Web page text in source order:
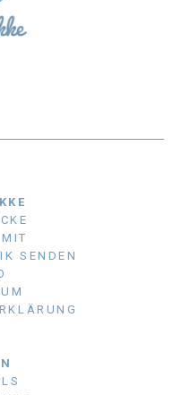
SENDEN